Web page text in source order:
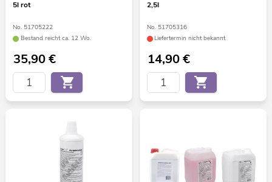
5l rot
No. 51705222
Bestand reicht ca. 12 Wo.
35,90€
2,5l
No. 51705316
Liefertermin nicht bekannt
14,90€